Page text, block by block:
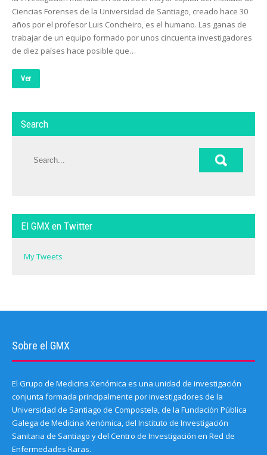
Ciencias Forenses de la Universidad de Santiago, creado hace 30
años por el profesor Luis Concheiro, es el humano. Las ganas de
trabajar de un equipo formado por unos cincuenta investigadores
de diez países hace posible que…
Ver
Search
El GMX en Twitter
My Tweets
Sobre el GMX
El Grupo de Medicina Xenómica es una unidad de investigación
conjunta formada principalmente por investigadores de la
Universidad de Santiago de Compostela, de la Fundación Pública
Galega de Medicina Xenómica, del Instituto de Investigación
Sanitaria de Santiago y del Centro de Investigación en Red de
Enfermedades Raras.